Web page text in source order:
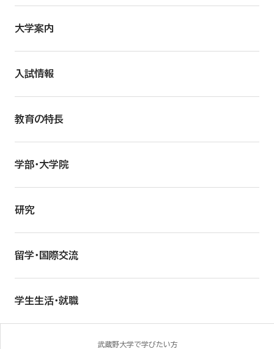
大学案内
入試情報
教育の特長
学部・大学院
研究
留学・国際交流
学生生活・就職
武蔵野大学で学びたい方